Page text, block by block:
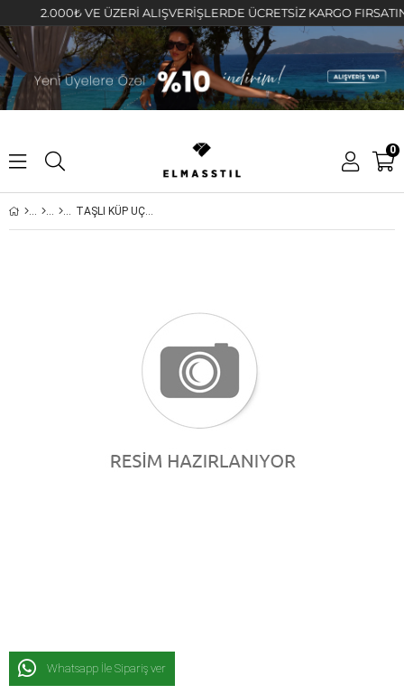
2.000₺ VE ÜZERİ ALIŞVERİŞLERDE ÜCRETSİZ KARGO FIRSATINI
0
TAŞLI KÜP UÇLU KOLYE
Whatsapp İle Sipariş ver